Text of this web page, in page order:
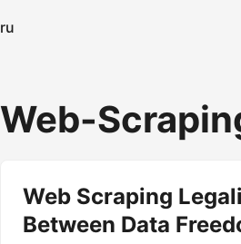
ru
Web-
Web Scraping
Between Data